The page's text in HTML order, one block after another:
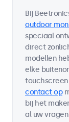
Bij
outdoor
speciaal
direct
modellen
elke
contact op
bij het
al uw